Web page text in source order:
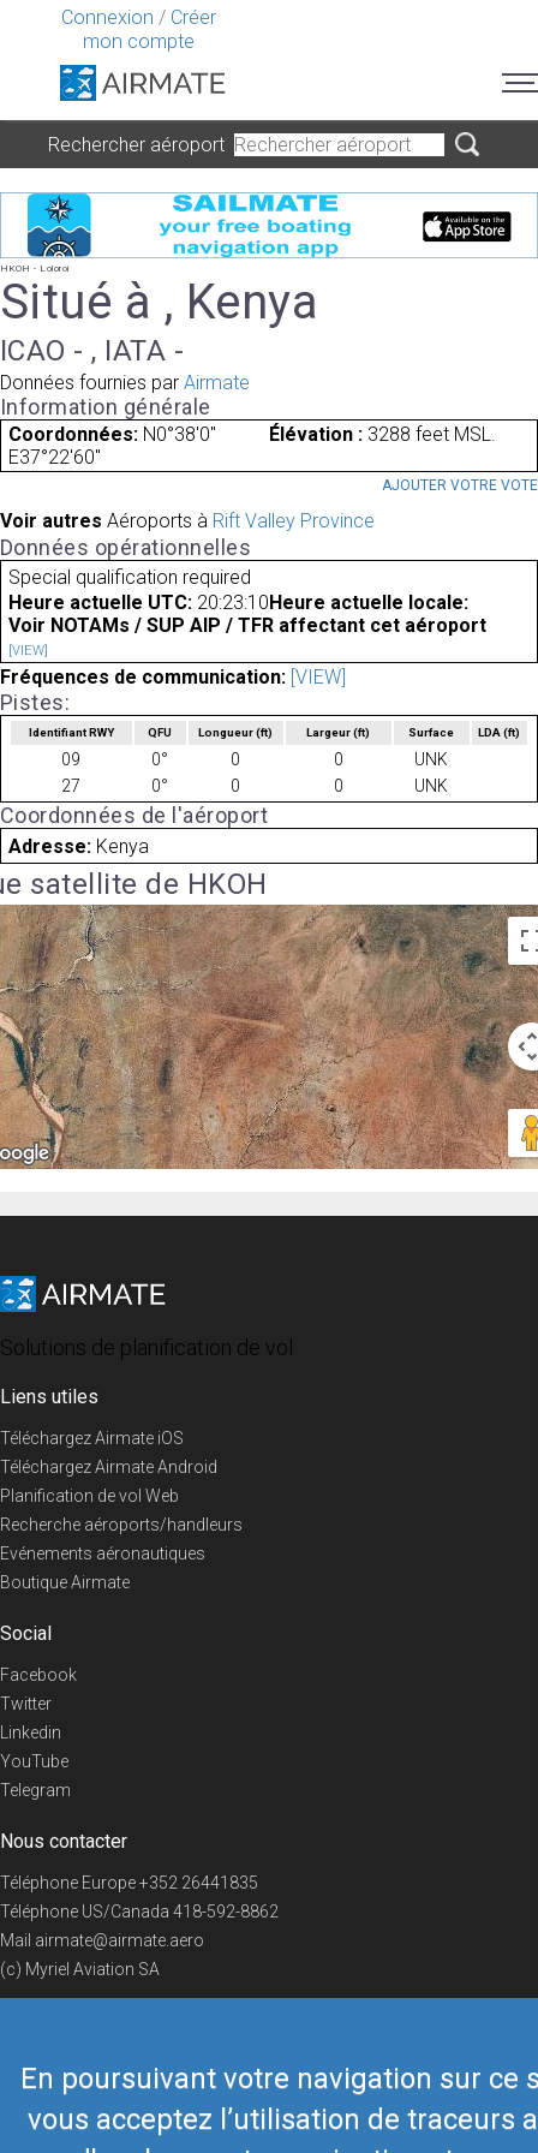
Connexion / Créer
mon compte
En poursuivant votre navigation sur ce
vous acceptez l’utilisation de traceurs
Rechercher aéroport
HKOH - Loloroi
Situé à , Kenya
ICAO - , IATA -
Données fournies par Airmate
Information générale
Coordonnées: N0°38'0"
E37°22'60"
Élévation : 3288 feet MSL.
AJOUTER VOTRE VOTE
Voir autres Aéroports à Rift Valley Province
Données opérationnelles
Special qualification required
Heure actuelle UTC: 20:23:10 Heure actuelle locale:
Voir NOTAMs / SUP AIP / TFR affectant cet aéroport
[VIEW]
Fréquences de communication: [VIEW]
Pistes:
Identifiant RWY QFU Longueur(ft) Largeur(ft) Surface LDA(ft)
09 0° 0 0
UNK
27
0° 0 0 UNK
Coordonnées de l'aéroport
Adresse: Kenya
satellite de HKOH
Solutions de planification de vol
Liens utiles
Téléchargez Airmate iOS
Téléchargez Airmate Android
Planification de vol Web
Recherche aéroports/handleurs
Evénements aéronautiques
Boutique Airmate
Social
Facebook
Twitter
Linkedin
YouTube
Telegram
Nous contacter
Téléphone Europe+352 26441835
Téléphone US/Canada 418-592-8862
Mail airmate@airmate.aero
(c) Myriel Aviation SA
© 2019 Airmate - Conditions d'utilisation - Vie privée Back to top